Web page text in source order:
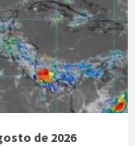
de 2026